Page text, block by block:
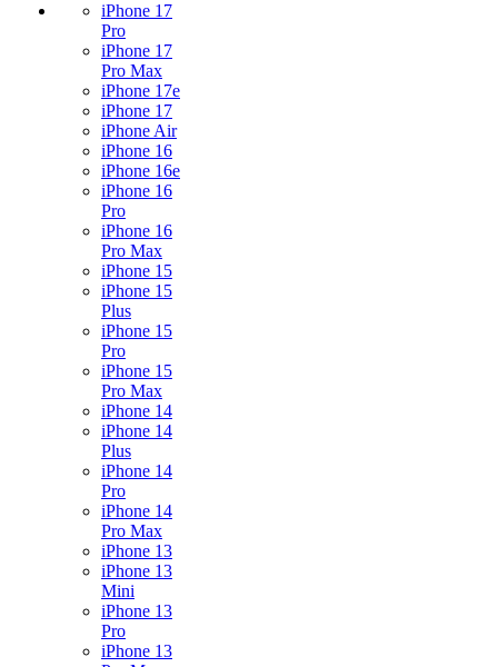
iPhone 17
Pro
iPhone 17
Pro Max
iPhone 17e
iPhone 17
iPhone Air
iPhone 16
iPhone 16e
iPhone 16
Pro
iPhone 16
Pro Max
iPhone 15
iPhone 15
Plus
iPhone 15
Pro
iPhone 15
Pro Max
iPhone 14
iPhone 14
Plus
iPhone 14
Pro
iPhone 14
Pro Max
iPhone 13
iPhone 13
Mini
iPhone 13
Pro
iPhone 13